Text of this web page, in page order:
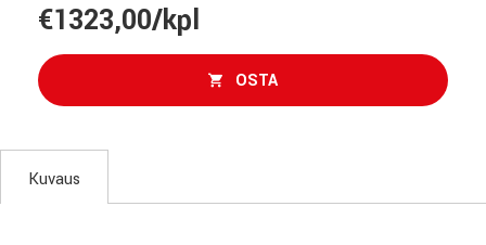
€1323,00/kpl
OSTA
Kuvaus